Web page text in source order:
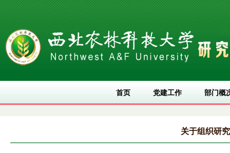
首页 党建工作 部门概
关于组织研